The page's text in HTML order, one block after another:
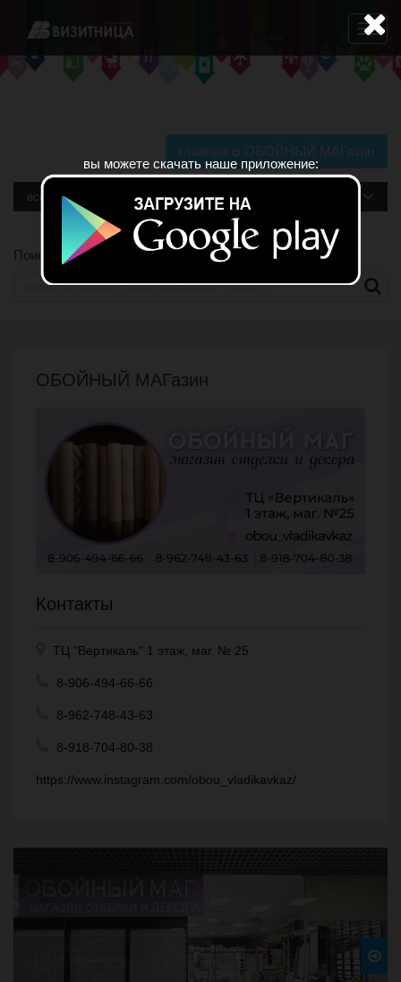
главная ОБОЙНЫЙ МАГазин
все рубрики
Поиск по сайту
ОБОЙНЫЙ МАГазин
Контакты
ТЦ "Вертикаль" 1 этаж, маг. № 25
8-906-494-66-66
8-962-748-43-63
8-918-704-80-38
https://www.instagram.com/obou_vladikavkaz/
вы можете скачать наше приложение: